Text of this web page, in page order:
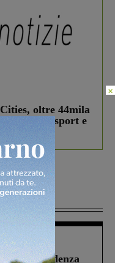
oltre 44mila
per lo sport e
la scadenza
×